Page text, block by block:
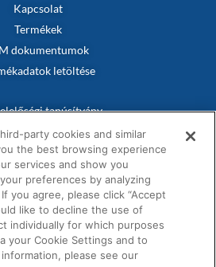
Kapcsolat
Termékek
dokumentumok
letöltése
tanúsítvány
vonatkozó szabályzat
Jogi nyilatkozat
irányelvek
feltételek
nyilatkozat
party cookies and similar
the best browsing experience
services and show you
preferences by analyzing
you agree, please click “Accept
like to decline the use of
individually for which purposes
your Cookie Settings and to
please see our